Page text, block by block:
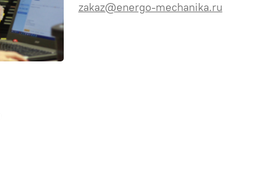
zakaz@energo-mechanika.ru